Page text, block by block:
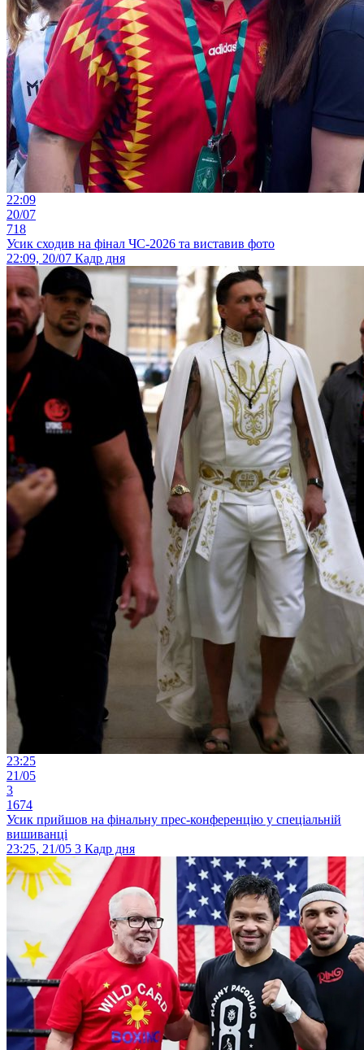
22:09
20/07
718
Усик сходив на фінал ЧС-2026 та виставив фото
22:09, 20/07 Кадр дня
23:25
21/05
3
1674
Усик прийшов на фінальну прес-конференцію у спеціальній
вишиванці
23:25, 21/05 3 Кадр дня